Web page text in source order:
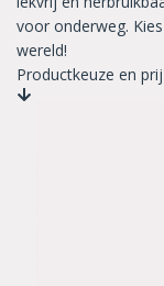
voor onderweg.
wereld!
Productkeuze en